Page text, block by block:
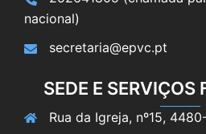
nacional)
secretaria@epvc.pt
SEDE E SERVIÇOS
Rua da Igreja, nº15,